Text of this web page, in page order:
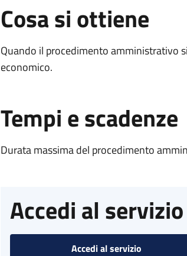
Cosa si ottiene
Quando il procedimento amministrativo
economico.
Tempi e scadenze
Durata massima del procedimento
Accedi al servizio
Accedi al servizio